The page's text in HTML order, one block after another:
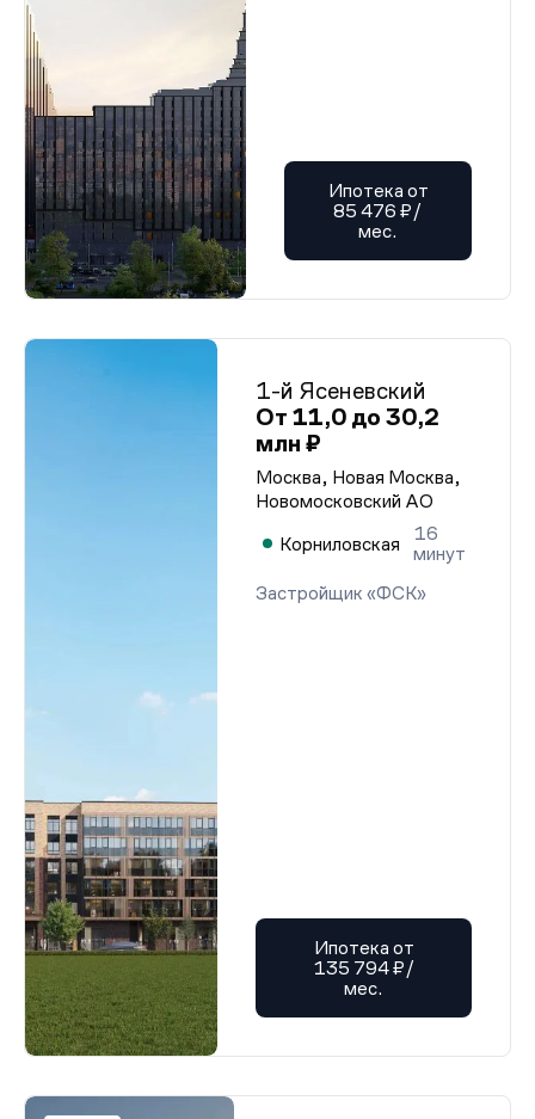
Ипотека от
85 476 ₽/
мес.
1-й Ясеневский
От 11,0 до 30,2
млн ₽
Москва, Новая Москва,
Новомосковский АО
Корниловская
16
минут
Застройщик «ФСК»
Ипотека от
135 794 ₽/
мес.